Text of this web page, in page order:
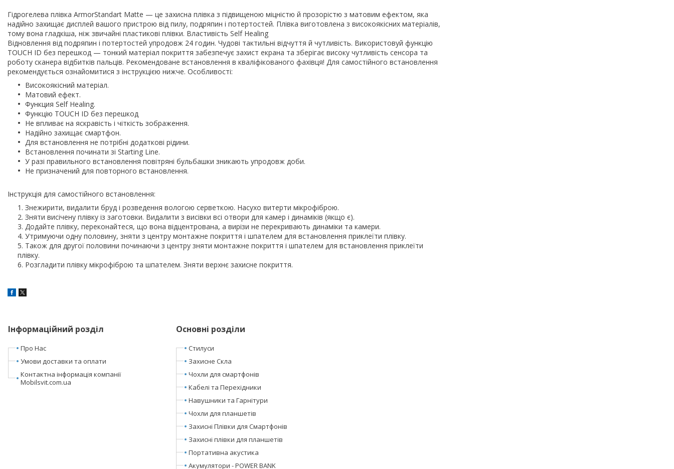
Гідрогелева плівка ArmorStandart Matte — це захисна плівка з підвищеною міцністю й прозорістю з матовим ефектом, яка
надійно захищає дисплей вашого пристрою від пилу, подряпин і потертостей. Плівка виготовлена з високоякісних матеріалів,
тому вона гладкіша, ніж звичайні пластикові плівки. Властивість Self Healing
Відновлення від подряпин і потертостей упродовж 24 годин. Чудові тактильні відчуття й чутливість. Використовуй функцію
TOUCH ID без перешкод — тонкий матеріал покриття забезпечує захист екрана та зберігає високу чутливість сенсора та
роботу сканера відбитків пальців. Рекомендоване встановлення в кваліфікованого фахівця! Для самостійного встановлення
рекомендується ознайомитися з інструкцією нижче. Особливості:
Високоякісний матеріал.
Матовий ефект.
Функция Self Healing.
Функцію TOUCH ID без перешкод
Не впливає на яскравість і чіткість зображення.
Надійно захищає смартфон.
Для встановлення не потрібні додаткові рідини.
Встановлення починати зі Starting Line.
У разі правильного встановлення повітряні бульбашки зникають упродовж доби.
Не призначений для повторного встановлення.
Інструкція для самостійного встановлення:
Знежирити, видалити бруд і розведення вологою серветкою. Насухо витерти мікрофіброю.
Зняти висічену плівку із заготовки. Видалити з висівки всі отвори для камер і динаміків (якщо є).
Додайте плівку, переконайтеся, що вона відцентрована, а вирізи не перекривають динаміки та камери.
Утримуючи одну половину, зняти з центру монтажне покриття і шпателем для встановлення приклеїти плівку.
Також для другої половини починаючи з центру зняти монтажне покриття і шпателем для встановлення приклеїти
плівку.
Розгладити плівку мікрофіброю та шпателем. Зняти верхнє захисне покриття.
Інформаційний розділ
Про Нас
Умови доставки та оплати
Контактна інформація компанії
Mobilsvit.com.ua
Основні розділи
Стилуси
Захисне Скла
Чохли для смартфонів
Кабелі та Перехідники
Навушники та Гарнітури
Чохли для планшетів
Захисні Плівки для Смартфонів
Захисні плівки для планшетів
Портативна акустика
Акумулятори - POWER BANK